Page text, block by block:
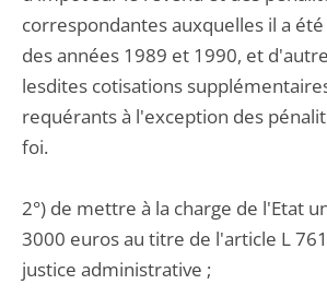
correspondantes auxquelles il a
des années 1989 et 1990, et
lesdites cotisations
requérants à l'exception des
foi.
2°) de mettre à la charge de l'Etat
3000 euros au titre de l'article L
justice administrative ;